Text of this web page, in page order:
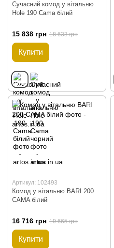
Сучасний комод у вітальню
Hole 190 Cama білий
15 838 грн 18 633 грн
Купити
Артикул: 102493
Комод у вітальню BARI 200
CAMA білий
16 716 грн 19 665 грн
Купити